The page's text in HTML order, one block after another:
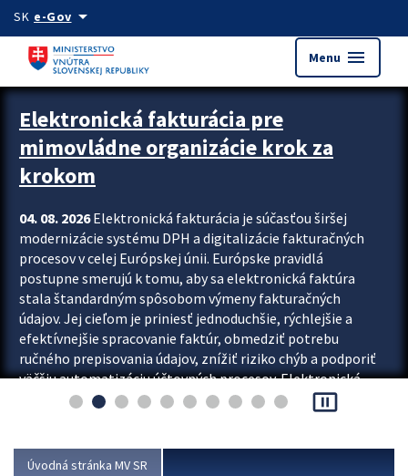
Preskocit na hlavný obsah
SK e-Govarrow_drop_down
Menu menu
Zastavit automatický posun upútavok
Elektronická fakturácia pre
mimovládne organizácie krok za
krokom
04. 08. 2026Elektronická fakturácia je súčasťou širšej
modernizácie systému DPH a digitalizácie fakturačných
procesov v celej Európskej únii. Európske pravidlá
postupne smerujú k tomu, aby sa elektronická faktúra
stala štandardným spôsobom výmeny fakturačných
údajov. Jej cieľom je priniesť jednoduchšie, rýchlejšie a
efektívnejšie spracovanie faktúr, obmedziť potrebu
ručného prepisovania údajov, znížiť riziko chýb a podporiť
väčšiu automatizáciu účtovných procesov. Elektronická
fakturácia preto nepredstavuje...
pause_presentation
Úvodná stránka MV SR